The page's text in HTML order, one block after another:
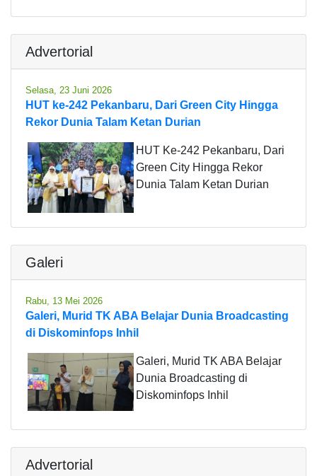
Advertorial
Selasa, 23 Juni 2026
HUT ke-242 Pekanbaru, Dari Green City Hingga
Rekor Dunia Talam Ketan Durian
HUT Ke-242 Pekanbaru, Dari
Green City Hingga Rekor
Dunia Talam Ketan Durian
Galeri
Rabu, 13 Mei 2026
Galeri, Murid TK ABA Belajar Dunia Broadcasting
di Diskominfops Inhil
Galeri, Murid TK ABA Belajar
Dunia Broadcasting di
Diskominfops Inhil
Advertorial